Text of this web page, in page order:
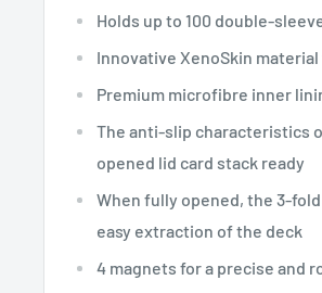
Holds up to 100 double-
Innovative XenoSkin
Premium microfibre inner
The anti-slip characteristics
opened lid card stack ready
When fully opened, the 3-
easy extraction of the deck
4 magnets for a precise and